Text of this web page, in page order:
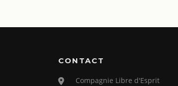
CONTACT
Compagnie Libre d'Esprit